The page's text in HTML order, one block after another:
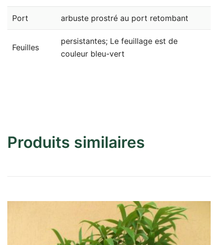
Port arbuste prostré au port retombant
Feuilles
persistantes; Le feuillage est de
couleur bleu-vert
Produits similaires